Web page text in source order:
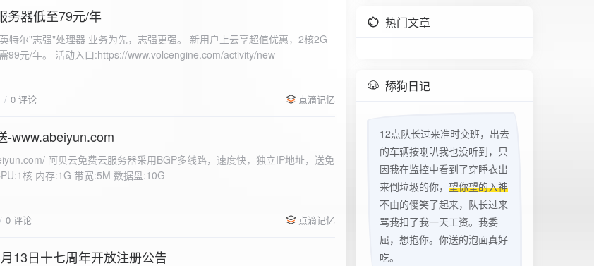
accept="image/*" required /> <button type="submit">上传文
const
= function(event) { if
200) { const data =
target="_blank">${data.data.url}</a></p> <p>图片文件名:
务器低至79元/年
特尔"志强"处理器 业务为先，志强更强。 新用户上云享超值优惠，2核2G
99元/年。 活动入口:https://www.volcengine.com/activity/new
0 评论 点滴记忆
-www.abeiyun.com
阿贝云免费云服务器采用BGP多线路，速度快，独立IP地址，送免
核 内存:1G 带宽:5M 数据盘:10G
0 评论 点滴记忆
13日十七周年开放注册公告
热门文章
舔狗日记
12点队长过来准时交班，出去
的车辆按喇叭我也没听到，只
因我在监控中看到了穿睡衣出
来倒垃圾的你， 望你望的入神
不由的傻笑了起来，队长过来
骂我扣了我一天工资。我委
屈，想抱你。你送的泡面真好
吃。